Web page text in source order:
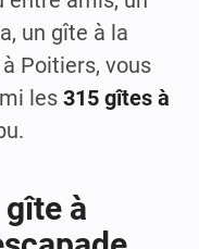
un gîte à la
Poitiers, vous
les 315 gîtes à
à